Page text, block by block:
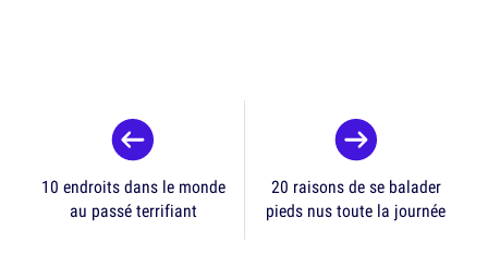
10 endroits dans le monde
au passé terrifiant
20 raisons de se balader
pieds nus toute la journée